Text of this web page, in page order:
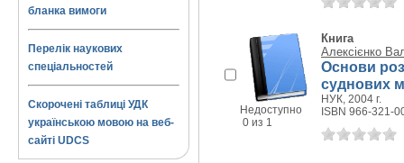
бланка вимоги
Перелік наукових
спеціальностей
Скорочені таблиці УДК
українською мовою на веб-
сайті UDCS
Недоступно
0 из 1
Книга
Алексієнко
Основи
суднових
НУК, 2004 г.
ISBN 966-321-